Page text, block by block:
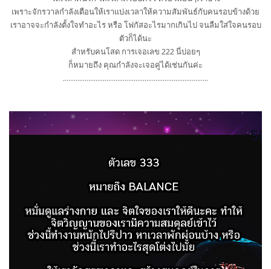
เพราะจักรวาลกำลังเตือนให้เราแบ่งเวลาให้ความสัมพันธ์กับคนรอบข้างด้วย
เราอาจจะกำลังตั้งใจทำอะไร หรือ โฟกัสอะไรมากเกินไป จนลืมใส่ใจคนรอบ
ตัวก็ได้นะ
สำหรับคนโสด การเจอเลข 222 นี่บ่อยๆ
ก็หมายถึง คุณกำลังจะเจอคู่ได้เช่นกันค่ะ
................................................................................